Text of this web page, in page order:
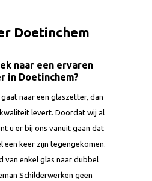
Doetinchem
naar een ervaren
in Doetinchem?
naar een glaszetter, dan
levert. Doordat wij al
u er bij ons vanuit gaan dat
een keer zijn tegengekomen.
van enkel glas naar dubbel
Schilderwerken geen